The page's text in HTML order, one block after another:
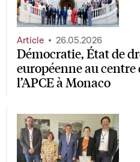
Démocratie, État de
européenne au centre
l’APCE à Monaco
Article 26.05.2026